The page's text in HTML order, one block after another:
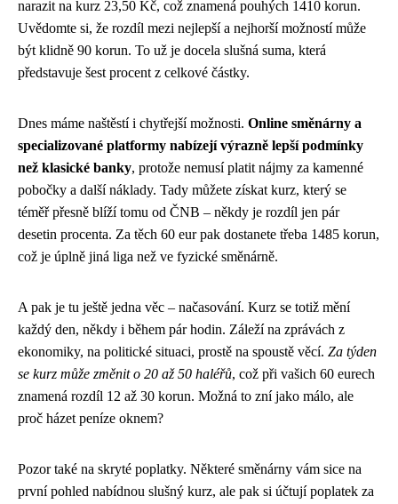
narazit na kurz 23,50 Kč, což znamená pouhých 1410 korun.
Uvědomte si, že rozdíl mezi nejlepší a nejhorší možností může
být klidně 90 korun. To už je docela slušná suma, která
představuje šest procent z celkové částky.
Dnes máme naštěstí i chytřejší možnosti. Online směnárny a
specializované platformy nabízejí výrazně lepší podmínky
než klasické banky, protože nemusí platit nájmy za kamenné
pobočky a další náklady. Tady můžete získat kurz, který se
téměř přesně blíží tomu od ČNB – někdy je rozdíl jen pár
desetin procenta. Za těch 60 eur pak dostanete třeba 1485 korun,
což je úplně jiná liga než ve fyzické směnárně.
A pak je tu ještě jedna věc – načasování. Kurz se totiž mění
každý den, někdy i během pár hodin. Záleží na zprávách z
ekonomiky, na politické situaci, prostě na spoustě věcí. Za týden
se kurz může změnit o 20 až 50 haléřů, což při vašich 60 eurech
znamená rozdíl 12 až 30 korun. Možná to zní jako málo, ale
proč házet peníze oknem?
Pozor také na skryté poplatky. Některé směnárny vám sice na
první pohled nabídnou slušný kurz, ale pak si účtují poplatek za